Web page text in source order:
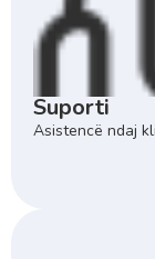
Suporti
Asistencë ndaj